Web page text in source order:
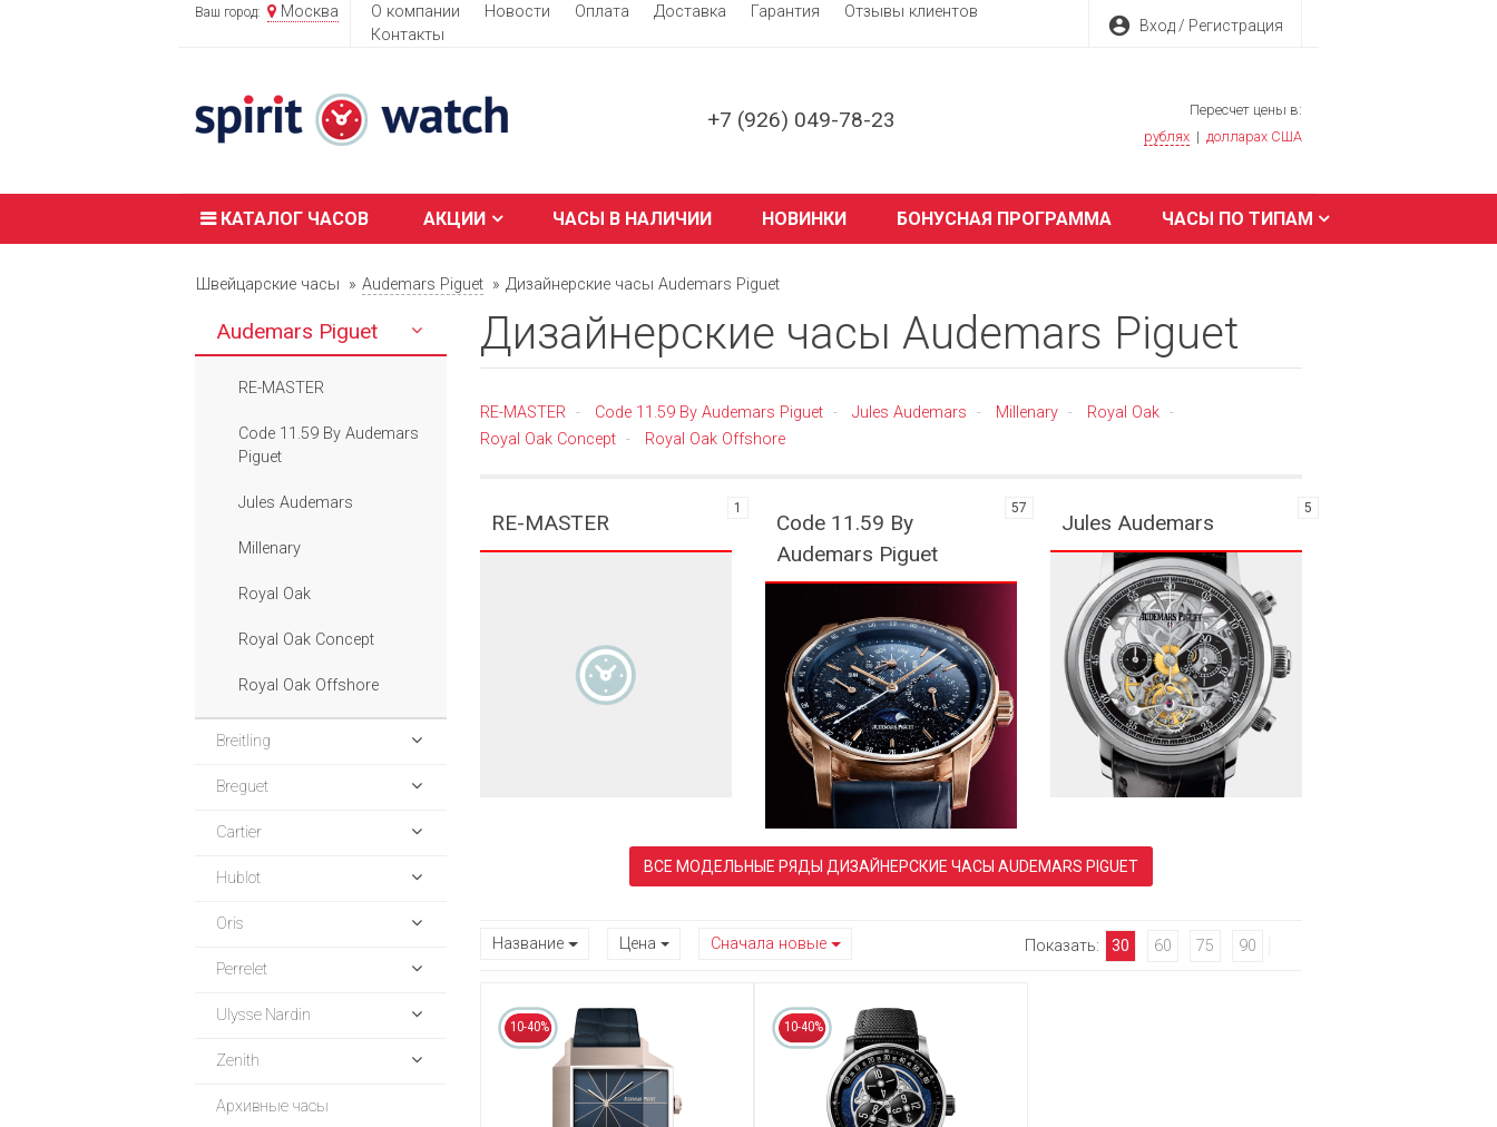
Ваш город: Москва О компании Новости Оплата Доставка Гарантия
Отзывы клиентов
Контакты
account_circle Вход / Регистрация
+7 (926) 049-78-23
Пересчет цены в:
рублях | долларах США
КАТАЛОГ ЧАСОВ АКЦИИ ЧАСЫ В НАЛИЧИИ НОВИНКИ БОНУСНАЯ ПРОГРАММА ЧАСЫ ПО ТИПАМ
Швейцарские часы Audemars Piguet Дизайнерские часы Audemars Piguet
Audemars Piguet
RE-MASTER
Code 11.59 By Audemars
Piguet
Jules Audemars
Millenary
Royal Oak
Royal Oak Concept
Royal Oak Offshore
Breitling
Breguet
Cartier
Hublot
Oris
Perrelet
Ulysse Nardin
Zenith
Архивные часы
Дизайнерские часы Audemars Piguet
RE-MASTER - Code 11.59 By Audemars Piguet - Jules Audemars - Millenary - Royal Oak -
Royal Oak Concept - Royal Oak Offshore
RE-MASTER
1
Code 11.59 By
Audemars Piguet
57
Jules Audemars
5
ВСЕ МОДЕЛЬНЫЕ РЯДЫ ДИЗАЙНЕРСКИЕ ЧАСЫ AUDEMARS PIGUET
Название Цена Сначала новые Показать: 30 60 75 90
10-40% 10-40%